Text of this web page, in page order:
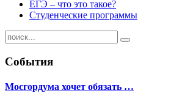
ЕГЭ – что это такое?
Студенческие программы
События
Мосгордума хочет обязать …